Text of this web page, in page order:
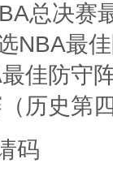
总决赛
NBA最
佳防守
历史第
码